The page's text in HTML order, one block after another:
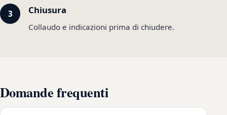
Chiusura
Collaudo e indicazioni prima di chiudere.
Domande frequenti